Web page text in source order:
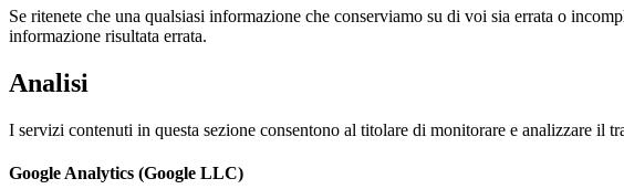
Se ritenete che una qualsiasi informazione che conserviamo su di voi sia errata o
informazione risultata errata.
Analisi
I servizi contenuti in questa sezione consentono al titolare di monitorare e analizzare il
Google Analytics (Google LLC)